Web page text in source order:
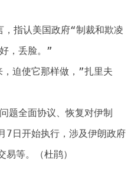
指认美国政府“制裁和欺凌
，丢脸。”
迫使它那样做，”扎里夫
题全面协议、恢复对伊制
7日开始执行，涉及伊朗政府
等。（杜鹃）